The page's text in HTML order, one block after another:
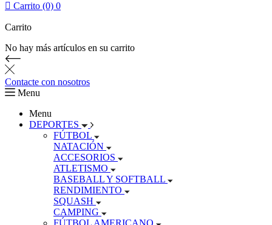
 Carrito (0) 0
Carrito
No hay más artículos en su carrito
Contacte con nosotros
Menu
Menu
DEPORTES
FÚTBOL
NATACIÓN
ACCESORIOS
ATLETISMO
BASEBALL Y SOFTBALL
RENDIMIENTO
SQUASH
CAMPING
FÚTBOL AMERICANO